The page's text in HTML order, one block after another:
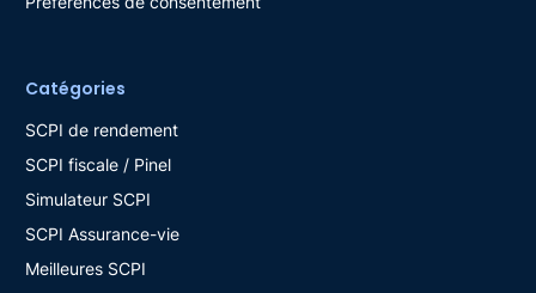
Catégories
SCPI de rendement
SCPI fiscale / Pinel
Simulateur SCPI
SCPI Assurance-vie
Meilleures SCPI